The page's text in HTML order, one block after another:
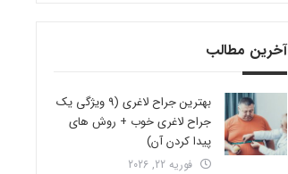
آخرین مطالب
بهترین جراح لاغری (9 ویژگی یک
جراح لاغری خوب + روش های
پیدا کردن آن)
فوریه 22, 2026